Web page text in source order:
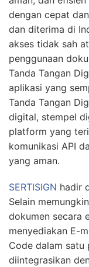
dengan cepat
dan diterima di
akses tidak sah
penggunaan
Tanda Tangan
aplikasi yang
Tanda Tangan
digital, stempel
platform yang
komunikasi API
yang aman.
SERTISIGN hadir
Selain
dokumen secara
menyediakan E-
Code dalam
diintegrasikan